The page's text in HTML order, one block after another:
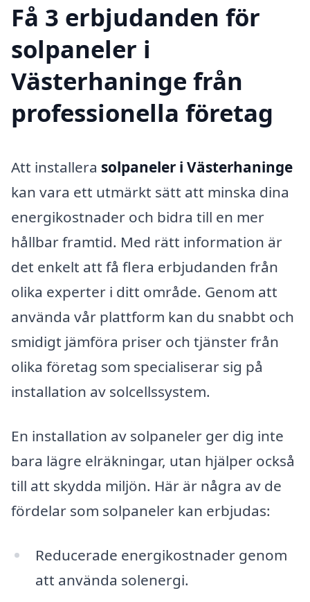
Få 3 erbjudanden för
solpaneler i
Västerhaninge från
professionella företag
Att installera solpaneler i Västerhaninge
kan vara ett utmärkt sätt att minska dina
energikostnader och bidra till en mer
hållbar framtid. Med rätt information är
det enkelt att få flera erbjudanden från
olika experter i ditt område. Genom att
använda vår plattform kan du snabbt och
smidigt jämföra priser och tjänster från
olika företag som specialiserar sig på
installation av solcellssystem.
En installation av solpaneler ger dig inte
bara lägre elräkningar, utan hjälper också
till att skydda miljön. Här är några av de
fördelar som solpaneler kan erbjudas:
Reducerade energikostnader genom
att använda solenergi.